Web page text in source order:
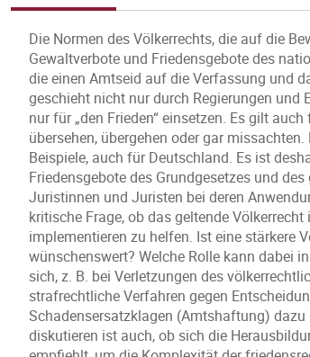
Die Normen des Völkerrechts, die auf die
Gewaltverbote und Friedensgebote des
die einen Amtseid auf die Verfassung und
geschieht nicht nur durch Regierungen
nur für „den Frieden“ einsetzen. Es gilt
übersehen, übergehen oder gar
Beispiele, auch für Deutschland. Es ist
Friedensgebote des Grundgesetzes und
Juristinnen und Juristen bei deren
kritische Frage, ob das geltende
implementieren zu helfen. Ist eine stärkere
wünschenswert? Welche Rolle kann dabei
sich, z. B. bei Verletzungen des
strafrechtliche Verfahren gegen
Schadensersatzklagen (Amtshaftung)
diskutieren ist auch, ob sich die